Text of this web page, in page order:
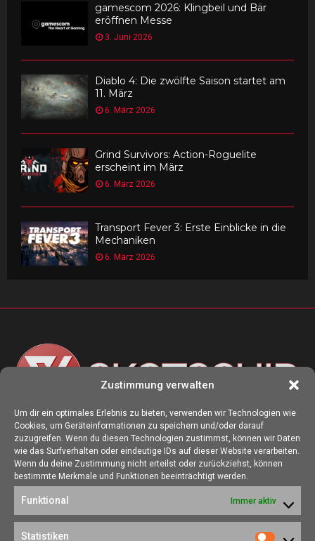
Zustimmung verwalten
Um dir ein optimales Erlebnis zu bieten, verwenden wir Technologien wie
Cookies, um Geräteinformationen zu speichern und/oder darauf
zuzugreifen. Wenn du diesen Technologien zustimmst, können wir Daten
wie das Surfverhalten oder eindeutige IDs auf dieser Website verarbeiten.
Wenn du deine Zustimmung nicht erteilst oder zurückziehst, können
bestimmte Merkmale und Funktionen beeinträchtigt werden.
Funktional Immer aktiv
Statistiken
gamescom 2026: Klingbeil und Bär
eröffnen Messe
3. Juni 2026
Diablo 4: Die zwölfte Saison startet am
11. März
6. März 2026
Grind Survivors: Action-Roguelite
erscheint im März
6. März 2026
Transport Fever 3: Erste Einblicke in die
Mechaniken
6. März 2026
ÜBER UNS
Die Seite skotschir.de wurde im August 2017 zur gamescom
gegründet. Unser Ziel ist es, eine Heimat für alle Spieler:innen zu